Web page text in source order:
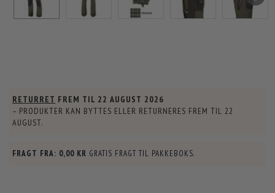
RETURRET FREM TIL 22 AUGUST 2026
– PRODUKTER KAN BYTTES ELLER RETURNERES FREM TIL 22
AUGUST.
FRAGT FRA: 0,00 KR GRATIS FRAGT TIL PAKKEBOKS.